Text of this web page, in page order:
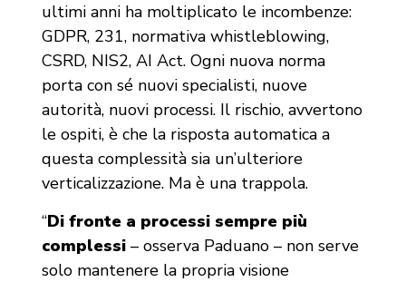
ultimi anni ha moltiplicato le incombenze:
GDPR, 231, normativa whistleblowing,
CSRD, NIS2, AI Act. Ogni nuova norma
porta con sé nuovi specialisti, nuove
autorità, nuovi processi. Il rischio, avvertono
le ospiti, è che la risposta automatica a
questa complessità sia un’ulteriore
verticalizzazione. Ma è una trappola.
“Di fronte a processi sempre più
complessi– osserva Paduano – non serve
solo mantenere la propria visione